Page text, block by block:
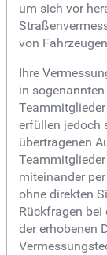
um sich vor
von
Ihre
in
erfüllen jedoch
übertragenen
miteinander
ohne direkten
Rückfragen bei
der erhobenen